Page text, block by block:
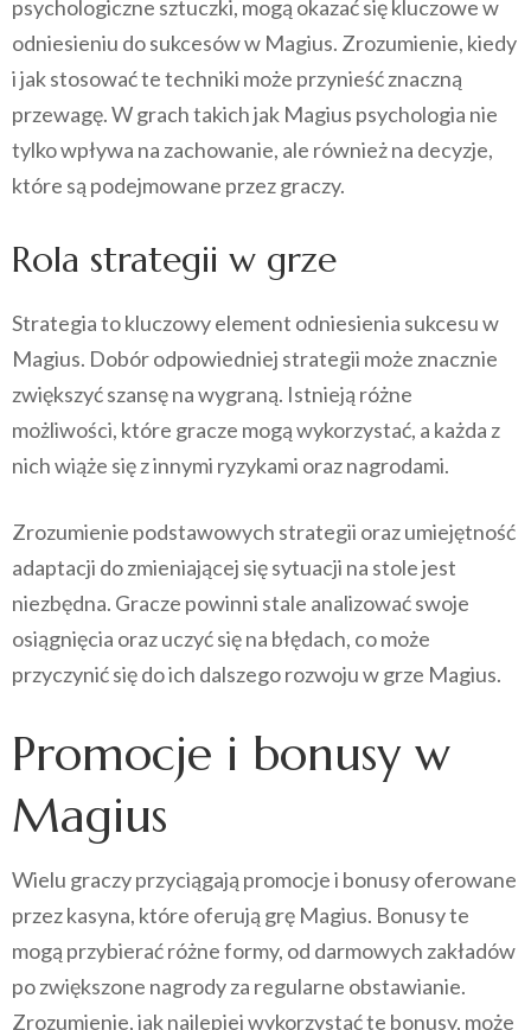
psychologiczne sztuczki, mogą okazać się kluczowe w
odniesieniu do sukcesów w Magius. Zrozumienie, kiedy
i jak stosować te techniki może przynieść znaczną
przewagę. W grach takich jak Magius psychologia nie
tylko wpływa na zachowanie, ale również na decyzje,
które są podejmowane przez graczy.
Rola strategii w grze
Strategia to kluczowy element odniesienia sukcesu w
Magius. Dobór odpowiedniej strategii może znacznie
zwiększyć szansę na wygraną. Istnieją różne
możliwości, które gracze mogą wykorzystać, a każda z
nich wiąże się z innymi ryzykami oraz nagrodami.
Zrozumienie podstawowych strategii oraz umiejętność
adaptacji do zmieniającej się sytuacji na stole jest
niezbędna. Gracze powinni stale analizować swoje
osiągnięcia oraz uczyć się na błędach, co może
przyczynić się do ich dalszego rozwoju w grze Magius.
Promocje i bonusy w
Magius
Wielu graczy przyciągają promocje i bonusy oferowane
przez kasyna, które oferują grę Magius. Bonusy te
mogą przybierać różne formy, od darmowych zakładów
po zwiększone nagrody za regularne obstawianie.
Zrozumienie, jak najlepiej wykorzystać te bonusy, może